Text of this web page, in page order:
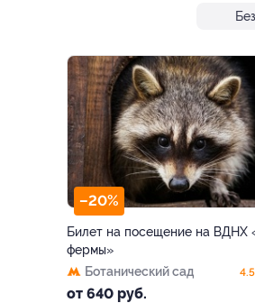
–20%
Билет на посещение на ВДНХ
фермы»
Ботанический сад
от 640 руб.
4.5